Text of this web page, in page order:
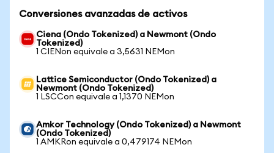
Conversiones avanzadas de activos
Ciena (Ondo Tokenized) a Newmont (Ondo
Tokenized)
1 CIENon equivale a 3,5631 NEMon
Lattice Semiconductor (Ondo Tokenized) a
Newmont (Ondo Tokenized)
1 LSCCon equivale a 1,1370 NEMon
Amkor Technology (Ondo Tokenized) a Newmont
(Ondo Tokenized)
1 AMKRon equivale a 0,479174 NEMon